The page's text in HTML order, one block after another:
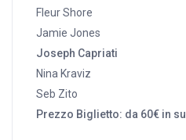
Fleur Shore
Jamie Jones
Joseph Capriati
Nina Kraviz
Seb Zito
Prezzo Biglietto: da 60€ in su